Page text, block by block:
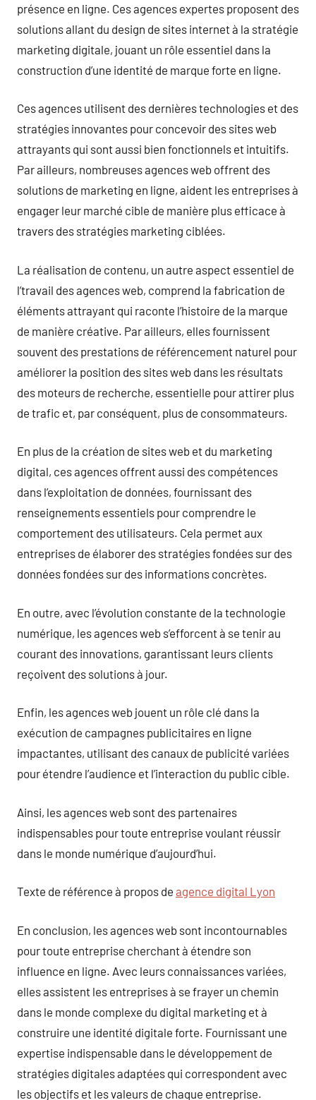
présence en ligne. Ces agences expertes proposent des
solutions allant du design de sites internet à la stratégie
marketing digitale, jouant un rôle essentiel dans la
construction d’une identité de marque forte en ligne.
Ces agences utilisent des dernières technologies et des
stratégies innovantes pour concevoir des sites web
attrayants qui sont aussi bien fonctionnels et intuitifs.
Par ailleurs, nombreuses agences web offrent des
solutions de marketing en ligne, aident les entreprises à
engager leur marché cible de manière plus efficace à
travers des stratégies marketing ciblées.
La réalisation de contenu, un autre aspect essentiel de
l’travail des agences web, comprend la fabrication de
éléments attrayant qui raconte l’histoire de la marque
de manière créative. Par ailleurs, elles fournissent
souvent des prestations de référencement naturel pour
améliorer la position des sites web dans les résultats
des moteurs de recherche, essentielle pour attirer plus
de trafic et, par conséquent, plus de consommateurs.
En plus de la création de sites web et du marketing
digital, ces agences offrent aussi des compétences
dans l’exploitation de données, fournissant des
renseignements essentiels pour comprendre le
comportement des utilisateurs. Cela permet aux
entreprises de élaborer des stratégies fondées sur des
données fondées sur des informations concrètes.
En outre, avec l’évolution constante de la technologie
numérique, les agences web s’efforcent à se tenir au
courant des innovations, garantissant leurs clients
reçoivent des solutions à jour.
Enfin, les agences web jouent un rôle clé dans la
exécution de campagnes publicitaires en ligne
impactantes, utilisant des canaux de publicité variées
pour étendre l’audience et l’interaction du public cible.
Ainsi, les agences web sont des partenaires
indispensables pour toute entreprise voulant réussir
dans le monde numérique d’aujourd’hui.
Texte de référence à propos de agence digital Lyon
En conclusion, les agences web sont incontournables
pour toute entreprise cherchant à étendre son
influence en ligne. Avec leurs connaissances variées,
elles assistent les entreprises à se frayer un chemin
dans le monde complexe du digital marketing et à
construire une identité digitale forte. Fournissant une
expertise indispensable dans le développement de
stratégies digitales adaptées qui correspondent avec
les objectifs et les valeurs de chaque entreprise.